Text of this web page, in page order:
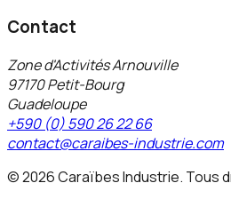
Contact
Zone d'Activités Arnouville
97170 Petit-Bourg
Guadeloupe
+590 (0) 590 26 22 66
contact@caraibes-industrie.com
©2026Caraïbes Industrie. Tous